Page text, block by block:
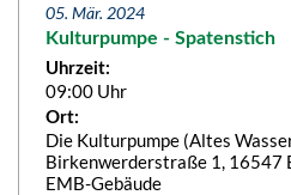
05. Mär. 2024
Kulturpumpe - Spatenstich
Uhrzeit:
09:00 Uhr
Ort:
Die Kulturpumpe (Altes
Birkenwerderstraße 1, 16547
EMB-Gebäude